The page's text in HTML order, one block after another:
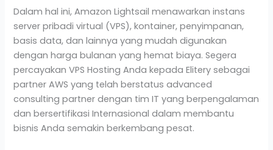
Dalam hal ini, Amazon Lightsail menawarkan instans
server pribadi virtual (VPS), kontainer, penyimpanan,
basis data, dan lainnya yang mudah digunakan
dengan harga bulanan yang hemat biaya. Segera
percayakan VPS Hosting Anda kepada Elitery sebagai
partner AWS yang telah berstatus advanced
consulting partner dengan tim IT yang berpengalaman
dan bersertifikasi Internasional dalam membantu
bisnis Anda semakin berkembang pesat.